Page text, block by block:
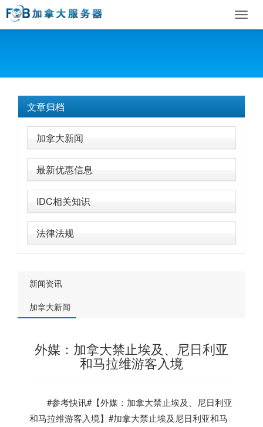
文章归档
加拿大新闻
最新优惠信息
IDC相关知识
法律法规
新闻资讯
加拿大新闻
外媒：加拿大禁止埃及、尼日利亚
和马拉维游客入境
#参考快讯#【外媒： 加拿大禁止埃及、尼日利亚
和马拉维游客入境】#加拿大禁止埃及尼日利亚和马